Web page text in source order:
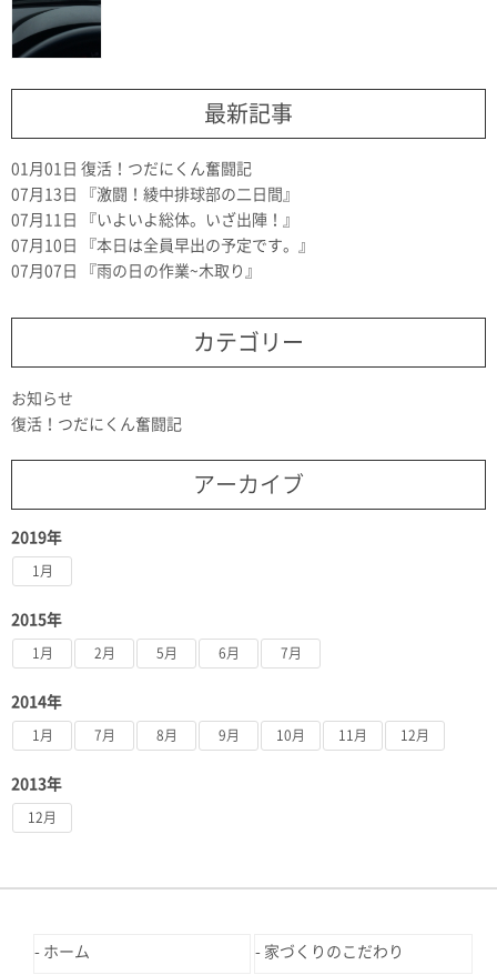
最新記事
01月01日 復活！つだにくん奮闘記
07月13日
『激闘！綾中排球部の二日間』
07月11日
『いよいよ総体。いざ出陣！』
07月10日
『本日は全員早出の予定です。』
07月07日
『雨の日の作業~木取り』
カテゴリー
お知らせ
復活！つだにくん奮闘記
アーカイブ
2019年
1月
2015年
1月 2月 5月 6月 7月
2014年
1月 7月 8月 9月 10月 11月 12月
2013年
12月
ホーム 家づくりのこだわり